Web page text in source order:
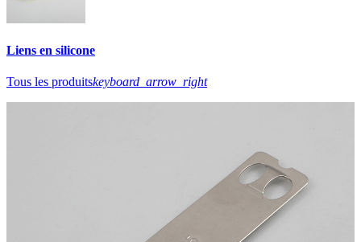
Liens en silicone
Tous les produitskeyboard_arrow_right